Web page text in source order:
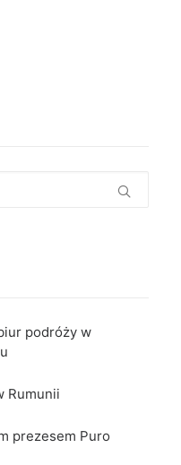
podróży w
Rumunii
prezesem Puro